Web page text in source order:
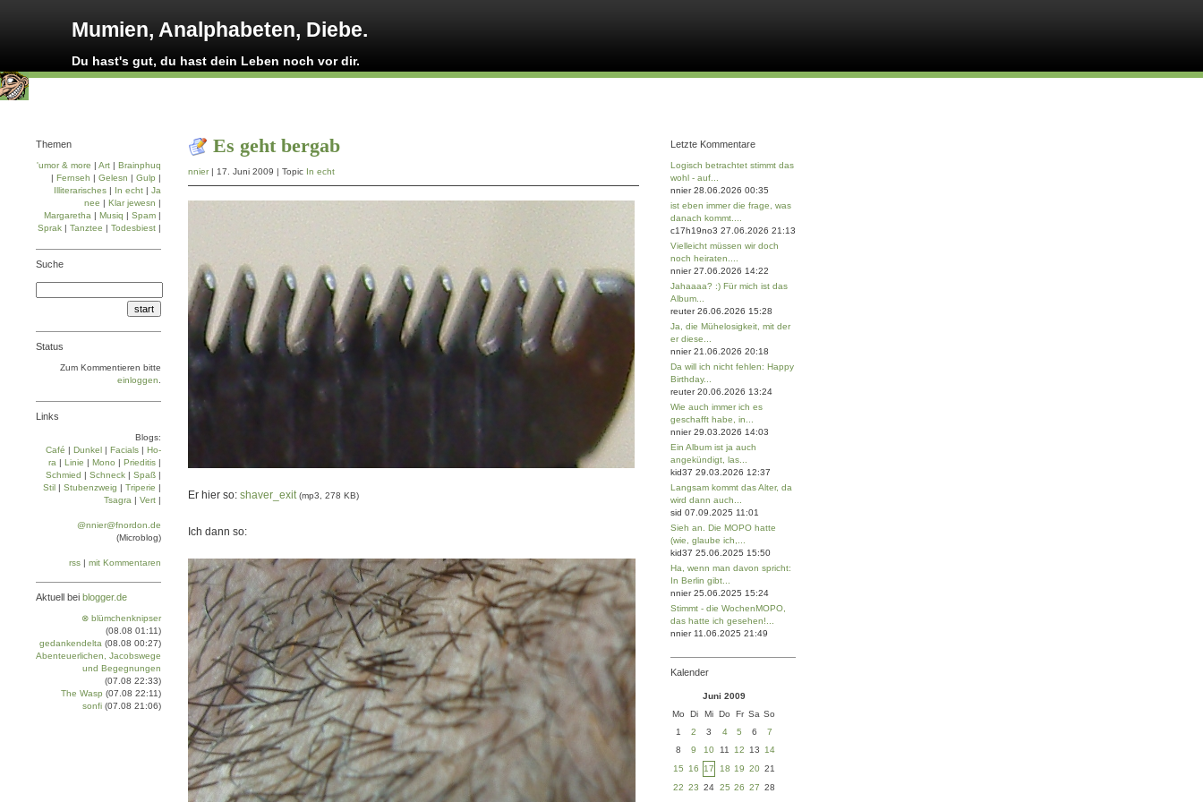
Mumien, Analphabeten, Diebe.
Du hast's gut, du hast dein Leben noch vor dir.
Es geht bergab
nnier| 17. Juni 2009 | Topic In echt
Er hier so: shaver_exit (mp3, 278 KB)
Ich dann so:
Themen
'umor & more | Art | Brainphuq
| Fernseh | Gelesn | Gulp |
Illiterarisches | In echt | Ja
nee | Klar jewesn |
Margaretha | Musiq | Spam |
Sprak | Tanztee | Todesbiest |
Suche
Status
Zum Kommentieren bitte
einloggen
Links
Blogs:
Café | Dun­kel | Facials | Ho­
ra | Linie | Mo­no | Prie­di­tis |
Schmied | Schneck | Spaß |
Stil | Stu­ben­zweig | Tri­pe­rie |
Tsa­gra | Vert |
@nnier@fnordon.de
(Microblog)
rss | mit Kommentaren
Aktuell bei blogger.de
⊗ blümchenknipser
(08.08 01:11)
gedankendelta (08.08 00:27)
Abenteuerlichen, Jacobswege
und Begegnungen
(07.08 22:33)
The Wasp (07.08 22:11)
sonfi (07.08 21:06)
Letzte Kommentare
Logisch betrachtet stimmt das
wohl - auf...
nnier 28.06.2026 00:35
ist eben immer die frage, was
danach kommt....
c17h19no3 27.06.2026 21:13
Vielleicht müssen wir doch
noch heiraten....
nnier 27.06.2026 14:22
Jahaaaa? :) Für mich ist das
Album...
reuter 26.06.2026 15:28
Ja, die Mühelosigkeit, mit der
er diese...
nnier 21.06.2026 20:18
Da will ich nicht fehlen: Happy
Birthday...
reuter 20.06.2026 13:24
Wie auch immer ich es
geschafft habe, in...
nnier 29.03.2026 14:03
Ein Album ist ja auch
angekündigt, las...
kid37 29.03.2026 12:37
Langsam kommt das Alter, da
wird dann auch...
sid 07.09.2025 11:01
Sieh an. Die MOPO hatte
(wie, glaube ich,...
kid37 25.06.2025 15:50
Ha, wenn man davon spricht:
In Berlin gibt...
nnier 25.06.2025 15:24
Stimmt - die WochenMOPO,
das hatte ich gesehen!...
nnier 11.06.2025 21:49
Kalender
Juni 2009
Mo
Di Mi Do Fr Sa So
1
2 3 4 5 6
7
8
9 10 11 12 13
14
15
16 17 18 19 20 21
22 23 24 25 26 27 28